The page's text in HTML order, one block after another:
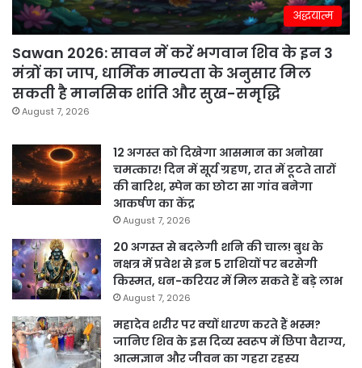
अद्धयात्म
Sawan 2026: सावन में करें भगवान शिव के इन 3
मंत्रों का जाप, धार्मिक मान्यता के अनुसार मिल
सकती है मानसिक शांति और सुख-समृद्धि
August 7, 2026
12 अगस्त को दिखेगा आसमान का अनोखा
चमत्कार! दिन में सूर्य ग्रहण, रात में टूटते तारों
की बारिश, स्पेन का छोटा सा गांव बनेगा
आकर्षण का केंद्र
August 7, 2026
20 अगस्त से बदलेगी शनि की चाल! बुध के
नक्षत्र में प्रवेश से इन 5 राशियों पर बरसेगी
किस्मत, धन-करियर में मिल सकते हैं बड़े लाभ
August 7, 2026
महादेव शरीर पर क्यों धारण करते हैं भस्म?
जानिए शिव के इस दिव्य स्वरूप में छिपा वैराग्य,
आत्मज्ञान और जीवन का गहरा रहस्य